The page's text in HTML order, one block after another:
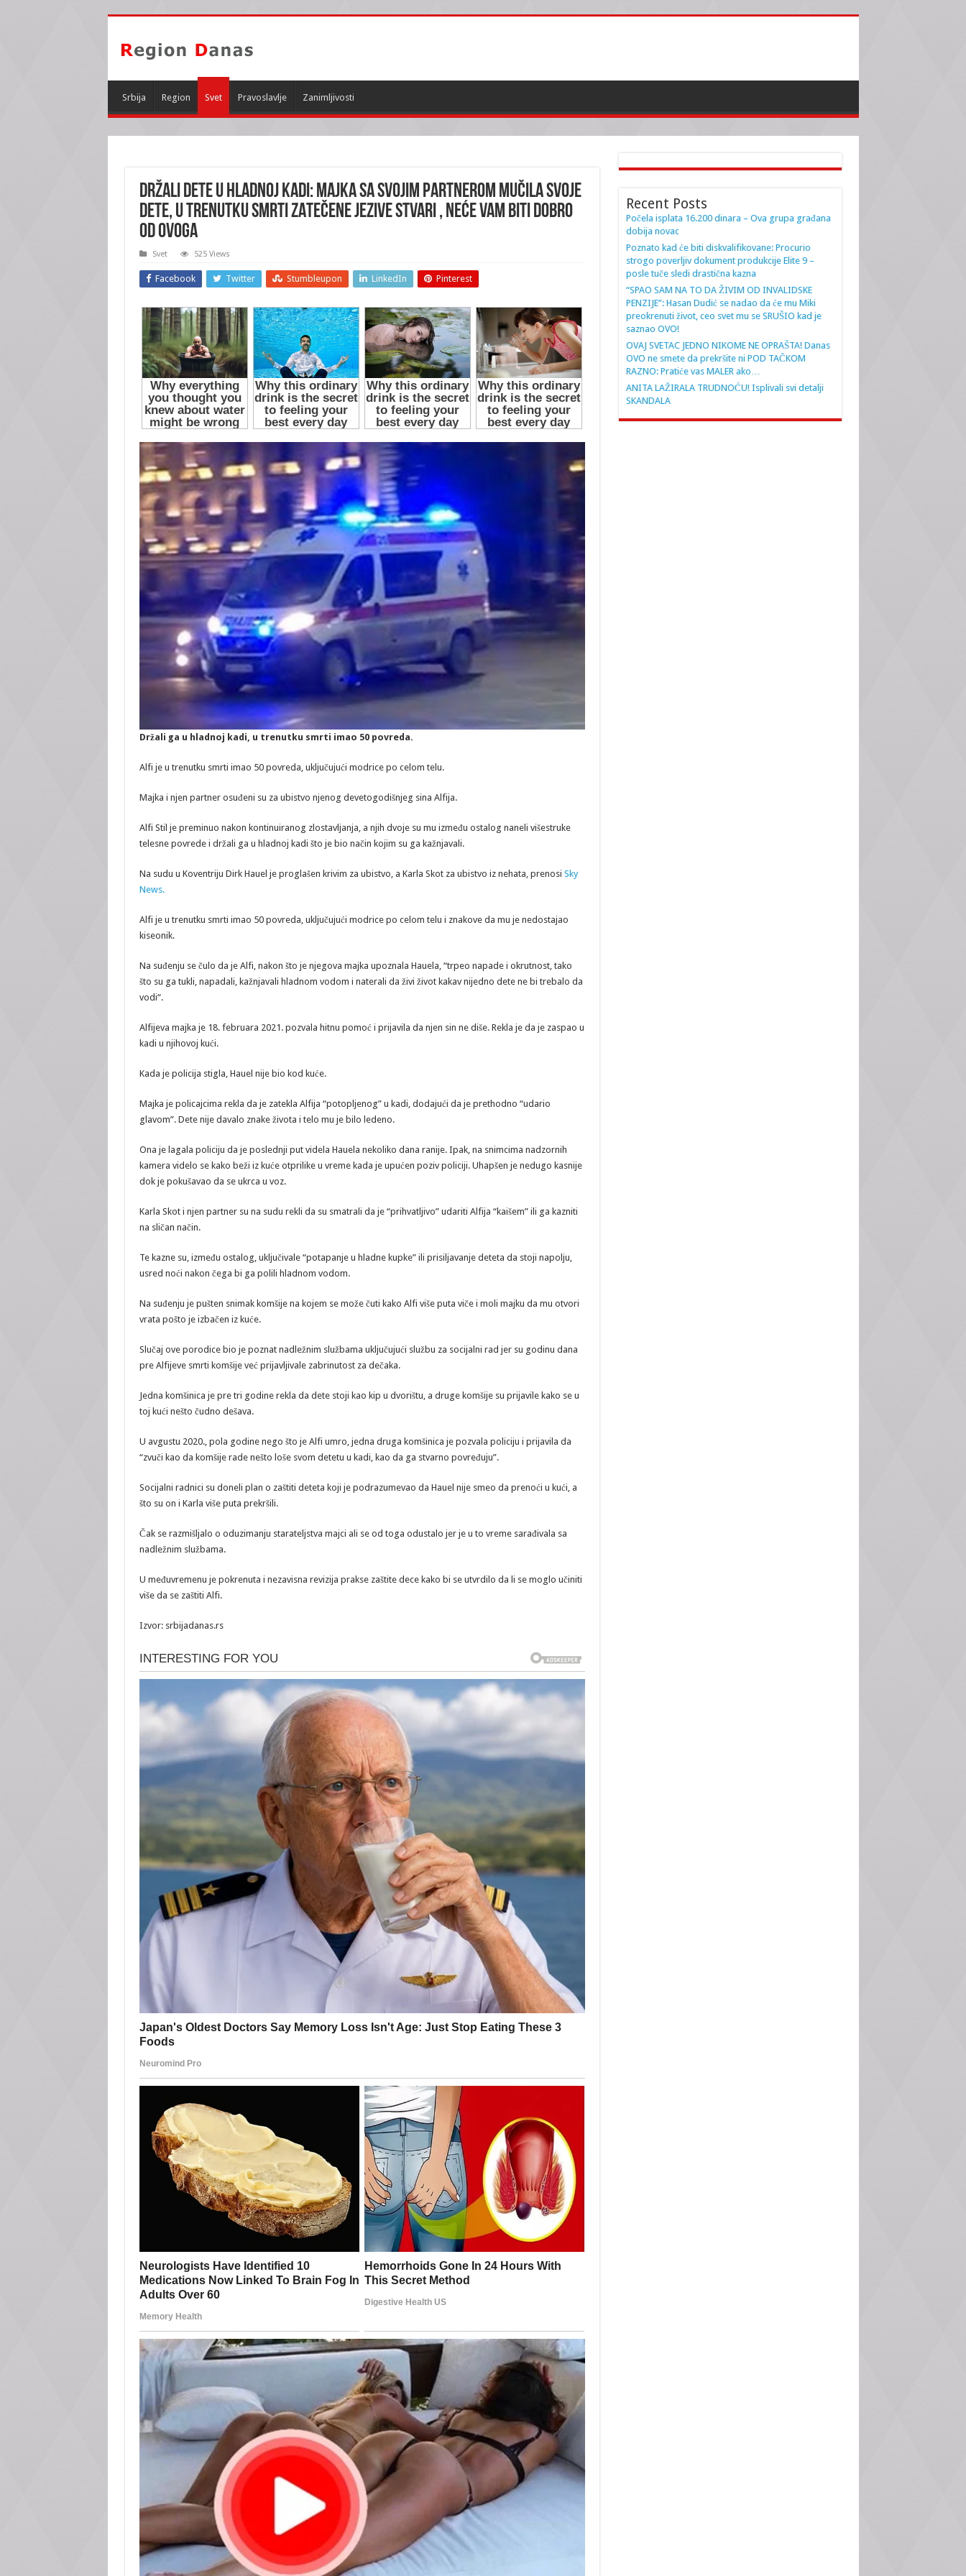
Srbija Region Svet Pravoslavlje Zanimljivosti
DRŽALI DETE U HLADNOJ KADI: Majka sa svojim partnerom MUČILA svoje
dete, u trenutku smrti ZATEČENE JEZIVE STVARI , neće vam biti dobro
od OVOGA
Svet 525 Views
Facebook Twitter Stumbleupon LinkedIn Pinterest
Držali ga u hladnoj kadi, u trenutku smrti imao 50 povreda.
Alfi je u trenutku smrti imao 50 povreda, uključujući modrice po celom telu.
Majka i njen partner osuđeni su za ubistvo njenog devetogodišnjeg sina Alfija.
Alfi Stil je preminuo nakon kontinuiranog zlostavljanja, a njih dvoje su mu između ostalog naneli višestruke
telesne povrede i držali ga u hladnoj kadi što je bio način kojim su ga kažnjavali.
Na sudu u Koventriju Dirk Hauel je proglašen krivim za ubistvo, a Karla Skot za ubistvo iz nehata, prenosi Sky
News.
Alfi je u trenutku smrti imao 50 povreda, uključujući modrice po celom telu i znakove da mu je nedostajao
kiseonik.
Na suđenju se čulo da je Alfi, nakon što je njegova majka upoznala Hauela, “trpeo napade i okrutnost, tako
što su ga tukli, napadali, kažnjavali hladnom vodom i naterali da živi život kakav nijedno dete ne bi trebalo da
vodi“.
Alfijeva majka je 18. februara 2021. pozvala hitnu pomoć i prijavila da njen sin ne diše. Rekla je da je zaspao u
kadi u njihovoj kući.
Kada je policija stigla, Hauel nije bio kod kuće.
Majka je policajcima rekla da je zatekla Alfija “potopljenog” u kadi, dodajući da je prethodno “udario
glavom”. Dete nije davalo znake života i telo mu je bilo ledeno.
Ona je lagala policiju da je poslednji put videla Hauela nekoliko dana ranije. Ipak, na snimcima nadzornih
kamera videlo se kako beži iz kuće otprilike u vreme kada je upućen poziv policiji. Uhapšen je nedugo kasnije
dok je pokušavao da se ukrca u voz.
Karla Skot i njen partner su na sudu rekli da su smatrali da je “prihvatljivo” udariti Alfija “kaišem” ili ga kazniti
na sličan način.
Te kazne su, između ostalog, uključivale “potapanje u hladne kupke” ili prisiljavanje deteta da stoji napolju,
usred noći nakon čega bi ga polili hladnom vodom.
Na suđenju je pušten snimak komšije na kojem se može čuti kako Alfi više puta viče i moli majku da mu otvori
vrata pošto je izbačen iz kuće.
Slučaj ove porodice bio je poznat nadležnim službama uključujući službu za socijalni rad jer su godinu dana
pre Alfijeve smrti komšije već prijavljivale zabrinutost za dečaka.
Jedna komšinica je pre tri godine rekla da dete stoji kao kip u dvorištu, a druge komšije su prijavile kako se u
toj kući nešto čudno dešava.
U avgustu 2020., pola godine nego što je Alfi umro, jedna druga komšinica je pozvala policiju i prijavila da
“zvuči kao da komšije rade nešto loše svom detetu u kadi, kao da ga stvarno povređuju”.
Socijalni radnici su doneli plan o zaštiti deteta koji je podrazumevao da Hauel nije smeo da prenoći u kući, a
što su on i Karla više puta prekršili.
Čak se razmišljalo o oduzimanju starateljstva majci ali se od toga odustalo jer je u to vreme sarađivala sa
nadležnim službama.
U međuvremenu je pokrenuta i nezavisna revizija prakse zaštite dece kako bi se utvrdilo da li se moglo učiniti
više da se zaštiti Alfi.
Izvor: srbijadanas.rs
Recent Posts
Počela isplata 16.200 dinara – Ova grupa građana
dobija novac
Poznato kad će biti diskvalifikovane: Procurio
strogo poverljiv dokument produkcije Elite 9 –
posle tuče sledi drastična kazna
“SPAO SAM NA TO DA ŽIVIM OD INVALIDSKE
PENZIJE”: Hasan Dudić se nadao da će mu Miki
preokrenuti život, ceo svet mu se SRUŠIO kad je
saznao OVO!
OVAJ SVETAC JEDNO NIKOME NE OPRAŠTA! Danas
OVO ne smete da prekršite ni POD TAČKOM
RAZNO: Pratiće vas MALER ako…
ANITA LAŽIRALA TRUDNOĆU! Isplivali svi detalji
SKANDALA